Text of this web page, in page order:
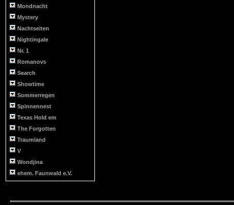
Mondnacht
Mystery
Nachtseiten
Nightingale
Nr. 1
Romanovs
Search
Showtime
Sommerregen
Spinnennest
Texas Hold em
The Forgotten
Traumland
V
Wondjina
ehem. Faunwald e.V.